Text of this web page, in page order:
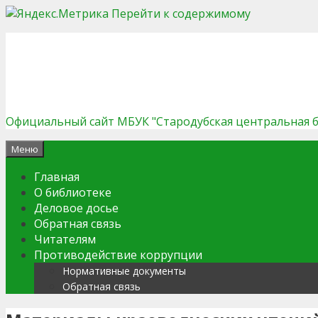
Перейти к содержимому
Официальный сайт МБУК "Стародубская центральная
Меню
Главная
О библиотеке
Деловое досье
Обратная связь
Читателям
Противодействие коррупции
Нормативные документы
Обратная связь